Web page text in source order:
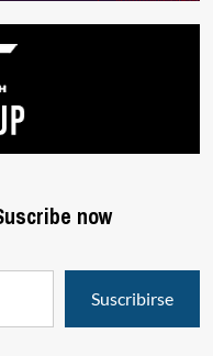
now
Suscribirse